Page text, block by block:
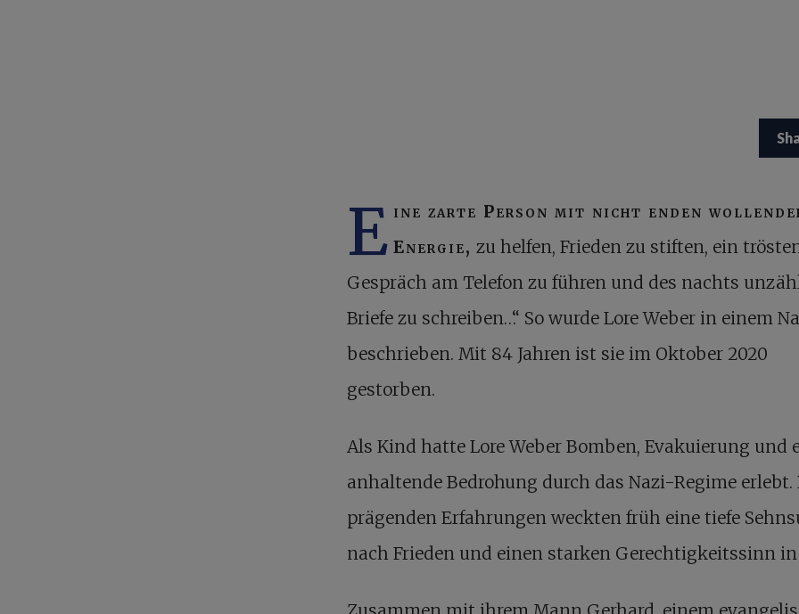
E ine zarte Person mit nicht enden
Energie, zu helfen, Frieden zu stiften, ein
Gespräch am Telefon zu führen und des nachts
Briefe zu schreiben…“ So wurde Lore Weber in einem
beschrieben. Mit 84 Jahren ist sie im Oktober 2020
gestorben.
Als Kind hatte Lore Weber Bomben, Evakuierung und
anhaltende Bedrohung durch das Nazi-Regime erlebt.
prägenden Erfahrungen weckten früh eine tiefe
nach Frieden und einen starken Gerechtigkeitssinn